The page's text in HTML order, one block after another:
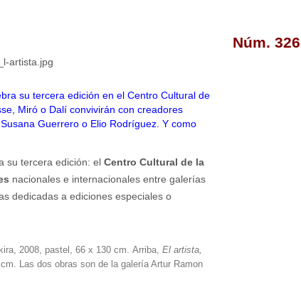
su tercera edición en el Centro Cultural de
Miró o Dalí convivirán con creadores
Guerrero o Elio Rodríguez. Y como
su tercera edición: el Centro Cultural de la
nacionales e internacionales entre galerías
dedicadas a ediciones especiales o
2008, pastel, 66 x 130 cm. Arriba,El artista,
Las dos obras son de la galería Artur Ramon
Núm.